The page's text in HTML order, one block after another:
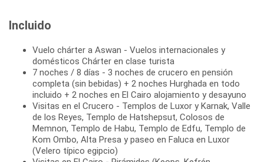
Incluido
Vuelo chárter a Aswan - Vuelos internacionales y
domésticos Chárter en clase turista
7 noches / 8 días - 3 noches de crucero en pensión
completa (sin bebidas) + 2 noches Hurghada en todo
incluido + 2 noches en El Cairo alojamiento y desayuno
Visitas en el Crucero - Templos de Luxor y Karnak, Valle
de los Reyes, Templo de Hatshepsut, Colosos de
Memnon, Templo de Habu, Templo de Edfu, Templo de
Kom Ombo, Alta Presa y paseo en Faluca en Luxor
(Velero típico egipcio)